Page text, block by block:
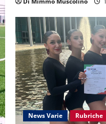
News Varie Rubriche